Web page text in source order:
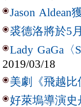
Jason Aldean
裘德洛將於5
Lady GaGa〈
2019/03/18
美劇《飛越
好萊塢導演